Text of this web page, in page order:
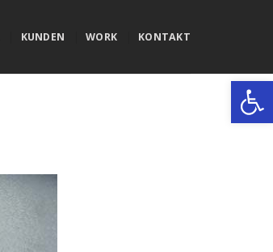
KUNDEN WORK KONTAKT